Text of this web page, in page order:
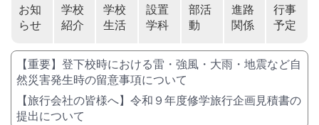
お知
らせ
学校
紹介
学校
生活
設置
学科
部活
動
進路
関係
行事
予定
【重要】登下校時における雷・強風・大雨・地震など自
然災害発生時の留意事項について
【旅行会社の皆様へ】令和９年度修学旅行企画見積書の
提出について